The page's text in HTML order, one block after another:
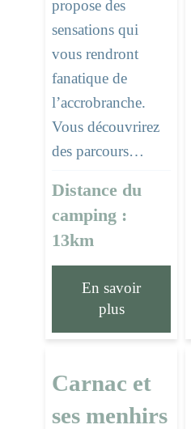
propose des
sensations qui
vous rendront
fanatique de
l’accrobranche.
Vous découvrirez
des parcours…
Distance du
camping :
13km
En savoir
plus
Carnac et
ses menhirs